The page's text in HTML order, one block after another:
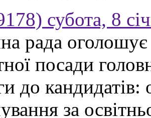
субота, 8
рада
посади
до кандидатів:
за